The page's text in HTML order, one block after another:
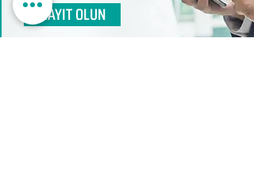
KAYIT OLUN